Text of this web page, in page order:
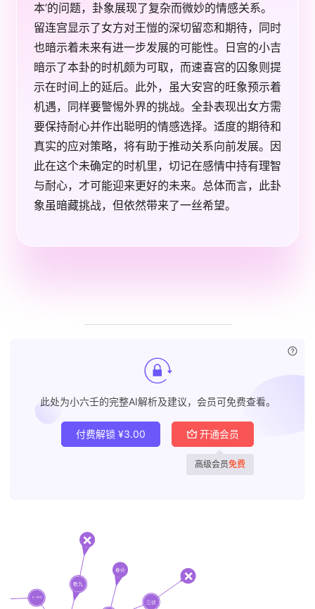
本’的问题，卦象展现了复杂而微妙的情感关系。
留连宫显示了女方对王愷的深切留恋和期待，同时
也暗示着未来有进一步发展的可能性。日宫的小吉
暗示了本卦的时机颇为可取，而速喜宫的囚象则提
示在时间上的延后。此外，虽大安宫的旺象预示着
机遇，同样要警惕外界的挑战。全卦表现出女方需
要保持耐心并作出聪明的情感选择。适度的期待和
真实的应对策略，将有助于推动关系向前发展。因
此在这个未确定的时机里，切记在感情中持有理智
与耐心，才可能迎来更好的未来。总体而言，此卦
象虽暗藏挑战，但依然带来了一丝希望。
此处为小六壬的完整AI解析及建议，会员可免费查看。
付费解锁 ¥3.00 开通会员
高级会员免费